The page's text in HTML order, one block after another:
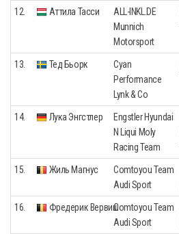
12. Аттила Тасси
ALL-INKL.DE
Munnich
Motorsport
13. Тед Бьорк
Cyan
Performance
Lynk & Co
14. Лука Энгстлер
Engstler Hyundai
N Liqui Moly
Racing Team
15. Жиль Магнус
Comtoyou Team
Audi Sport
16. Фредерик ВервишComtoyou Team
Audi Sport